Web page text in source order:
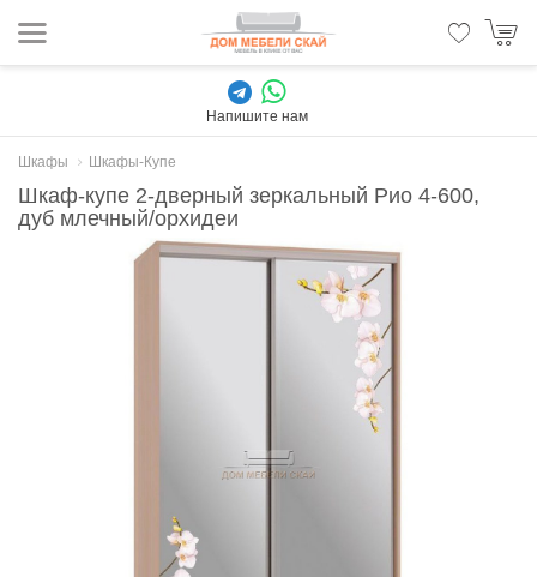
Напишите нам
Шкафы Шкафы-Купе
Шкаф-купе 2-дверный зеркальный Рио 4-600,
дуб млечный/орхидеи